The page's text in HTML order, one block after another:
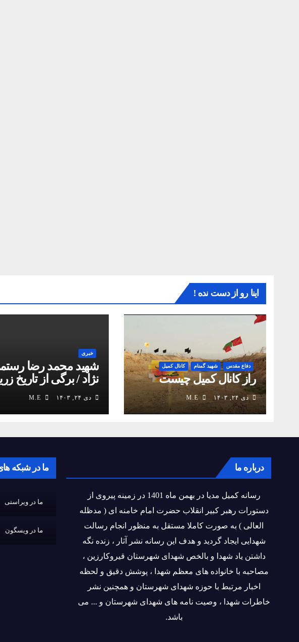
اینا رو از دست نده !
دفاع مقدس شهید گمنام کانال کمیل
راز کانال کمیل چیست
دی ۲۴, ۱۴۰۳ M.E
خبری
شهید محمد رضا
نژاد / برگی از تاریخ
دی ۲۴, ۱۴۰۳
درباره ما
رسانه کمیل مدیا در بهمن ماه 1401 در زمینه پیروی از
دستورات رهبر کبیر انقلاب حضرت امام خامنه ای ( مدظله
العالی ) به صورت کاملا مستقل به منظور انجام رسالت
شهدایی ایجاد گردید و هدف این رسانه نشر آثار ، زنده نگه
داشتن یاد شهدا و بالخص شهدای شهرستان قیروکارزین ،
مصاحبه با خانواده های معظم شهدا ، پوشش دقیق و لحظه
اخبار مرتبط با حوزه شهدای شهرستان و همچنین نشر
خاطرات شهدا ، وصیت نامه های شهدای شهرستان و ... می
باشد.
ما در شبکه
ما در ویراستی
ما در ویسگون